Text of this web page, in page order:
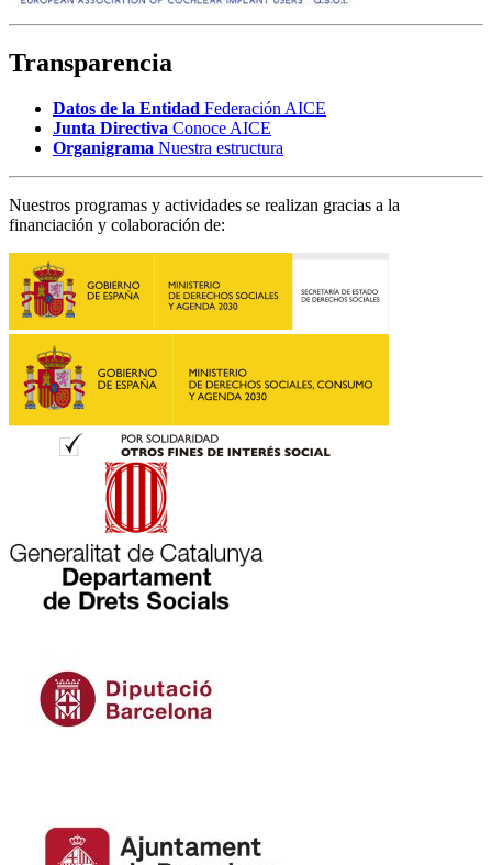
Transparencia
Datos de la Entidad Federación AICE
Junta Directiva Conoce AICE
Organigrama Nuestra estructura
Nuestros programas y actividades se realizan gracias a la
financiación y colaboración de: